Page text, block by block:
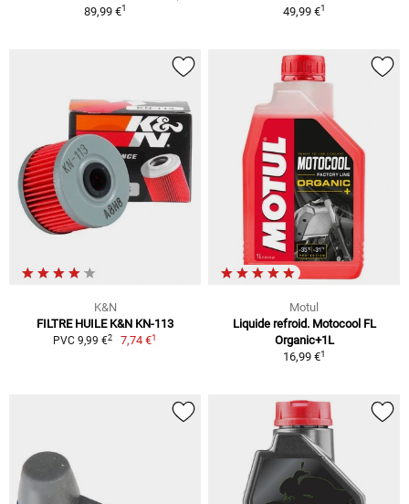
89,99 €1
49,99 €1
K&N
FILTRE HUILE K&N KN-113
PVC 9,99 €2 7,74 €1
Motul
Liquide refroid. Motocool FL
Organic+1L
16,99 €1